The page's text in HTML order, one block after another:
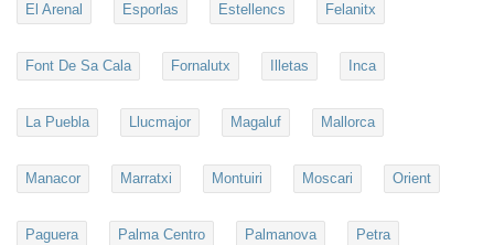
El Arenal Esporlas Estellencs Felanitx
Font De Sa Cala Fornalutx Illetas Inca
La Puebla Llucmajor Magaluf Mallorca
Manacor Marratxi Montuiri Moscari Orient
Paguera Palma Centro Palmanova Petra